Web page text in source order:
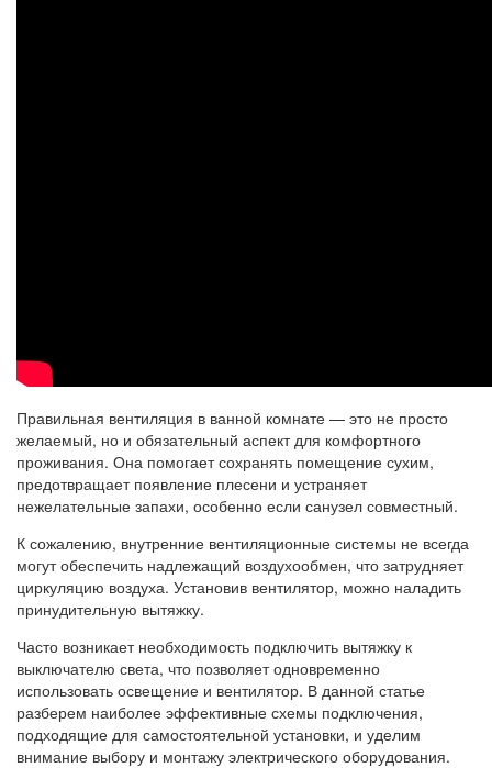
Правильная вентиляция в ванной комнате — это не просто
желаемый, но и обязательный аспект для комфортного
проживания. Она помогает сохранять помещение сухим,
предотвращает появление плесени и устраняет
нежелательные запахи, особенно если санузел совместный.
К сожалению, внутренние вентиляционные системы не всегда
могут обеспечить надлежащий воздухообмен, что затрудняет
циркуляцию воздуха. Установив вентилятор, можно наладить
принудительную вытяжку.
Часто возникает необходимость подключить вытяжку к
выключателю света, что позволяет одновременно
использовать освещение и вентилятор. В данной статье
разберем наиболее эффективные схемы подключения,
подходящие для самостоятельной установки, и уделим
внимание выбору и монтажу электрического оборудования.